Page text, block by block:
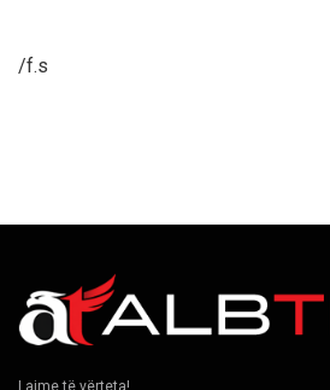
/f.s
Lajme të vërteta!